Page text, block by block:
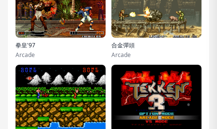
拳皇'97
Arcade
合金彈頭
Arcade